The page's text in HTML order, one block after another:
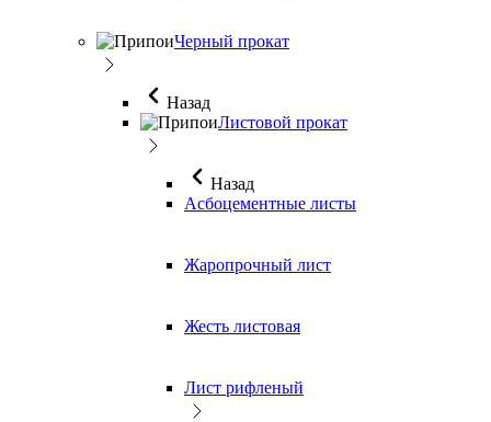
Черный прокат
Назад
Листовой прокат
Назад
Асбоцементные листы
Жаропрочный лист
Жесть листовая
Лист рифленый